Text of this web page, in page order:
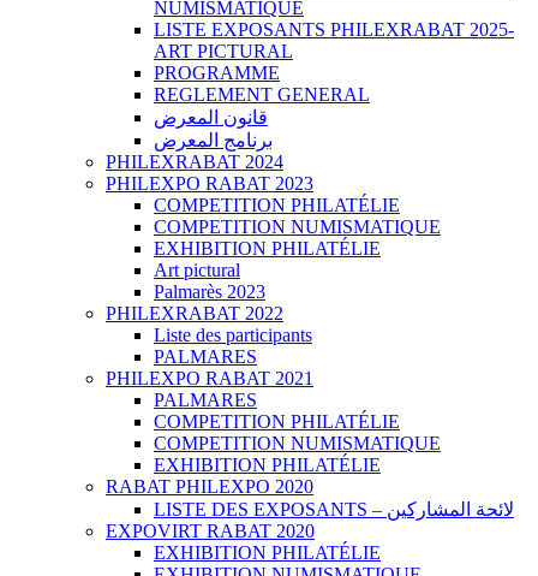
NUMISMATIQUE
LISTE EXPOSANTS PHILEXRABAT 2025-
ART PICTURAL
PROGRAMME
REGLEMENT GENERAL
قانون المعرض
برنامج المعرض
PHILEXRABAT 2024
PHILEXPO RABAT 2023
COMPETITION PHILATÉLIE
COMPETITION NUMISMATIQUE
EXHIBITION PHILATÉLIE
Art pictural
Palmarès 2023
PHILEXRABAT 2022
Liste des participants
PALMARES
PHILEXPO RABAT 2021
PALMARES
COMPETITION PHILATÉLIE
COMPETITION NUMISMATIQUE
EXHIBITION PHILATÉLIE
RABAT PHILEXPO 2020
LISTE DES EXPOSANTS – لائحة المشاركين
EXPOVIRT RABAT 2020
EXHIBITION PHILATÉLIE